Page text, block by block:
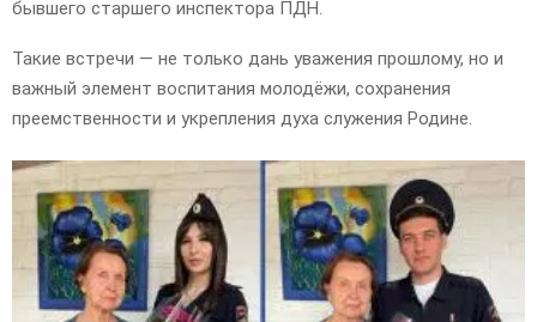
бывшего старшего инспектора ПДН.
Такие встречи — не только дань уважения прошлому, но и
важный элемент воспитания молодёжи, сохранения
преемственности и укрепления духа служения Родине.